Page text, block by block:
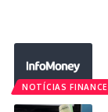
NOTÍCIAS